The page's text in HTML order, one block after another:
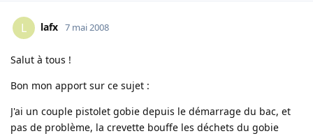
L lafx 7 mai 2008
Salut à tous !
Bon mon apport sur ce sujet :
J'ai un couple pistolet gobie depuis le démarrage du bac, et
pas de problème, la crevette bouffe les déchets du gobie